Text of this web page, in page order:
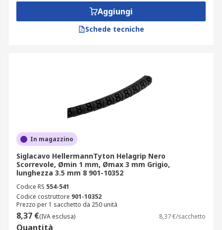
Aggiungi
Schede tecniche
In magazzino
Siglacavo HellermannTyton Helagrip Nero
Scorrevole, Ømin 1 mm, Ømax 3 mm Grigio,
lunghezza 3.5 mm 8 901-10352
Codice RS 554-541
Codice costruttore 901-10352
Prezzo per 1 sacchetto da 250 unità
8,37 €(IVA esclusa) 8,37 €/sacchetto
Quantità